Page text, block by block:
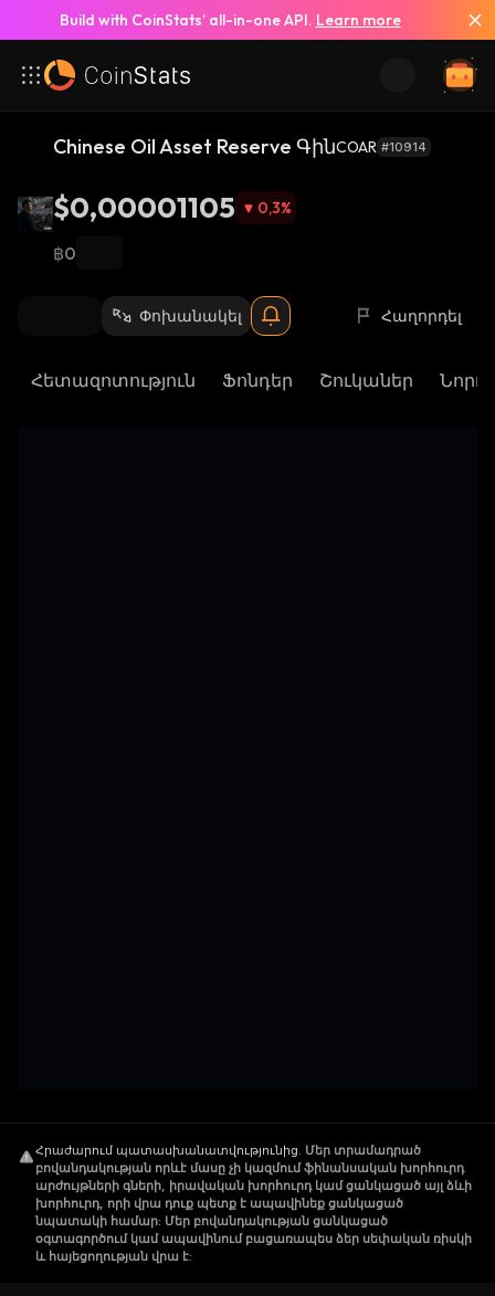
Build with CoinStats’ all-in-one API. Learn more
Chinese Oil Asset Reserve ԳինCOAR #10914
$0,00001105 0,3%
฿0
Փոխանակել Հաղորդել
Հետազոտություն Ֆոնդեր Շուկաներ
Հրաժարում պատասխանատվությունից. Մեր տրամադրած
բովանդակության որևէ մասը չի կազմում ֆինանսական խորհուրդ
արժույթների գների, իրավական խորհուրդ կամ ցանկացած այլ ձևի
խորհուրդ, որի վրա դուք պետք է ապավինեք ցանկացած
նպատակի համար: Մեր բովանդակության ցանկացած
օգտագործում կամ ապավինում բացառապես ձեր սեփական ռիսկի
և հայեցողության վրա է: